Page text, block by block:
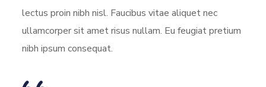
lectus proin nibh nisl. Faucibus vitae aliquet nec
ullamcorper sit amet risus nullam. Eu feugiat pretium
nibh ipsum consequat.